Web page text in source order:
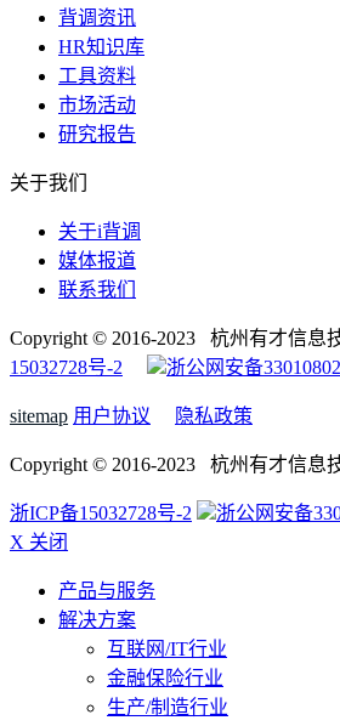
背调资讯
HR知识库
工具资料
市场活动
研究报告
关于我们
关于i背调
媒体报道
联系我们
Copyright © 2016-2023 杭州有才信息
15032728号-2
浙公网安备
sitemap 用户协议 隐私政策
Copyright © 2016-2023 杭州有才信息
浙ICP备15032728号-2
浙公网安备
X 关闭
产品与服务
解决方案
互联网/IT行业
金融保险行业
生产/制造行业